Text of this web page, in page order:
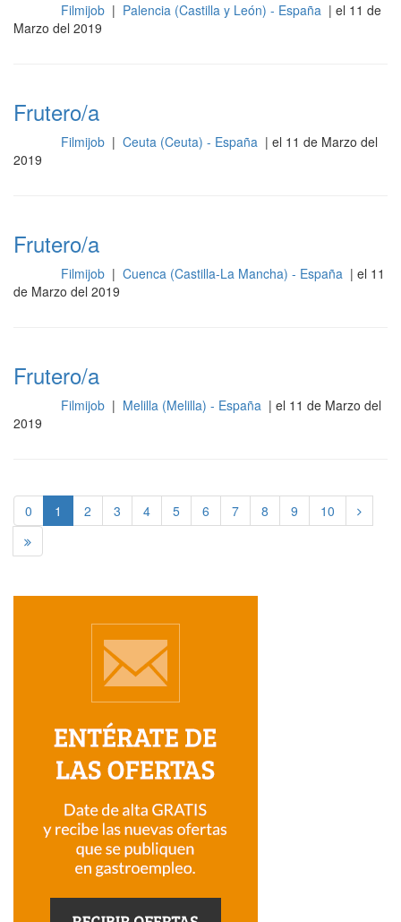
Filmijob | Palencia (Castilla y León) - España | el 11 de
Marzo del 2019
Frutero/a
Filmijob | Ceuta (Ceuta) - España | el 11 de Marzo del
2019
Frutero/a
Filmijob | Cuenca (Castilla-La Mancha) - España | el 11
de Marzo del 2019
Frutero/a
Filmijob | Melilla (Melilla) - España | el 11 de Marzo del
2019
0 1 2 3 4 5 6 7 8 9 10